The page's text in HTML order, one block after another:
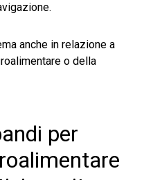
anche in relazione a
o della
per